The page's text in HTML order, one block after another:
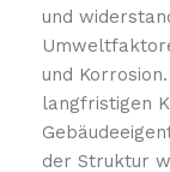
und
und
langfristigen
der Struktur